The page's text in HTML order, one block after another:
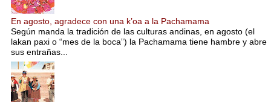
En agosto, agradece con una k’oa a la Pachamama
Según manda la tradición de las culturas andinas, en agosto (el
lakan paxi o “mes de la boca”) la Pachamama tiene hambre y abre
sus entrañas...